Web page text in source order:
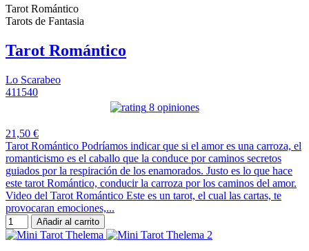
Tarot Romántico
Tarots de Fantasia
Tarot Romántico
Lo Scarabeo
411540
8 opiniones
21,50 €
Tarot Romántico Podríamos indicar que si el amor es una carroza, el
romanticismo es el caballo que la conduce por caminos secretos
guiados por la respiración de los enamorados. Justo es lo que hace
este tarot Romántico, conducir la carroza por los caminos del amor.
Video del Tarot Romántico Este es un tarot, el cual las cartas, te
provocaran emociones,...
Añadir al carrito